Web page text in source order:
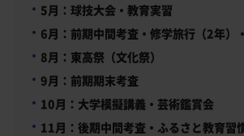
5月：球技大会・教育実習
6月：前期中間考査・修学旅行（2年）
8月：東高祭（文化祭）
9月：前期期末考査
10月：大学模擬講義・芸術鑑賞会
11月：後期中間考査・ふるさと教育習